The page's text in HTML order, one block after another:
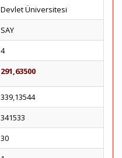
Devlet Üniversitesi
SAY
4
291,63500
339,13544
341533
30